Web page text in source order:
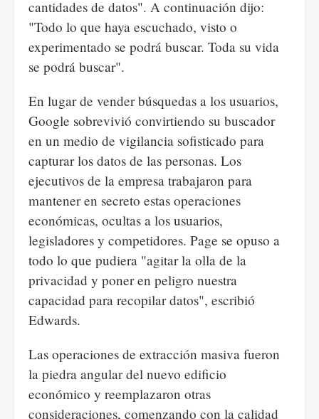
cantidades de datos". A continuación dijo:
"Todo lo que haya escuchado, visto o
experimentado se podrá buscar. Toda su vida
se podrá buscar".
En lugar de vender búsquedas a los usuarios,
Google sobrevivió convirtiendo su buscador
en un medio de vigilancia sofisticado para
capturar los datos de las personas. Los
ejecutivos de la empresa trabajaron para
mantener en secreto estas operaciones
económicas, ocultas a los usuarios,
legisladores y competidores. Page se opuso a
todo lo que pudiera "agitar la olla de la
privacidad y poner en peligro nuestra
capacidad para recopilar datos", escribió
Edwards.
Las operaciones de extracción masiva fueron
la piedra angular del nuevo edificio
económico y reemplazaron otras
consideraciones, comenzando con la calidad